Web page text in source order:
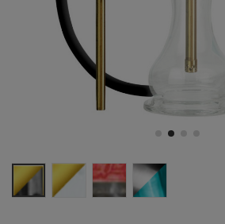
Gold-BlackGold-WhiteRed/BlackSilver-Turquoise